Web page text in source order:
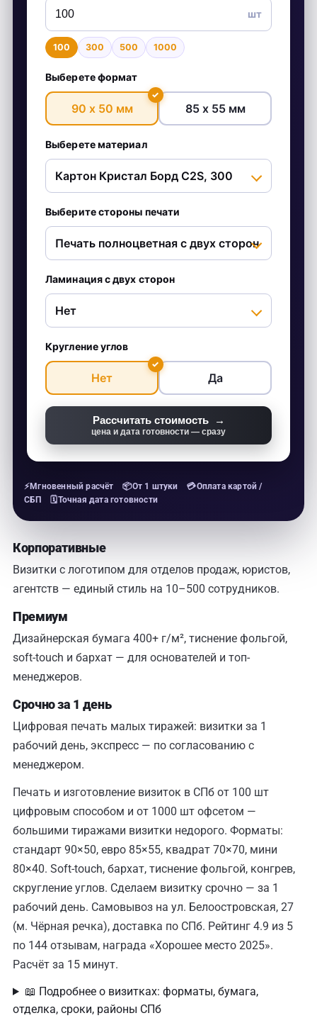
шт
100 300 500 1000
Выберете формат
✓
90 х 50 мм 85 х 55 мм
Выберете материал
Выберите стороны печати
Ламинация с двух сторон
Кругление углов
✓
Нет Да
Рассчитать стоимость →
цена и дата готовности — сразу
Корпоративные
Визитки с логотипом для отделов продаж, юристов,
агентств — единый стиль на 10–500 сотрудников.
Премиум
Дизайнерская бумага 400+ г/м², тиснение фольгой,
soft-touch и бархат — для основателей и топ-
менеджеров.
Срочно за 1 день
Цифровая печать малых тиражей: визитки за 1
рабочий день, экспресс — по согласованию с
менеджером.
Печать и изготовление визиток в СПб от 100 шт
цифровым способом и от 1000 шт офсетом —
большими тиражами визитки недорого. Форматы:
стандарт 90×50, евро 85×55, квадрат 70×70, мини
80×40. Soft-touch, бархат, тиснение фольгой, конгрев,
скругление углов. Сделаем визитку срочно — за 1
рабочий день. Самовывоз на ул. Белоостровская, 27
(м. Чёрная речка), доставка по СПб. Рейтинг 4.9 из 5
по 144 отзывам, награда «Хорошее место 2025».
Расчёт за 15 минут.
📖 Подробнее о визитках: форматы, бумага,
отделка, сроки, районы СПб